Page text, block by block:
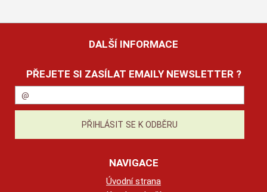
DALŠÍ INFORMACE
PŘEJETE SI ZASÍLAT EMAILY NEWSLETTER ?
NAVIGACE
Úvodní strana